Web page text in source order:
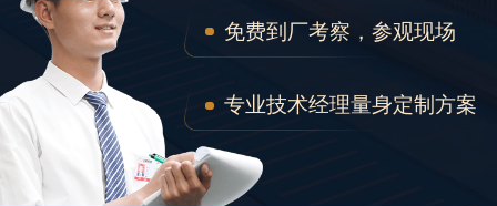
免费到厂考察，参观现场
专业技术经理量身定制方案